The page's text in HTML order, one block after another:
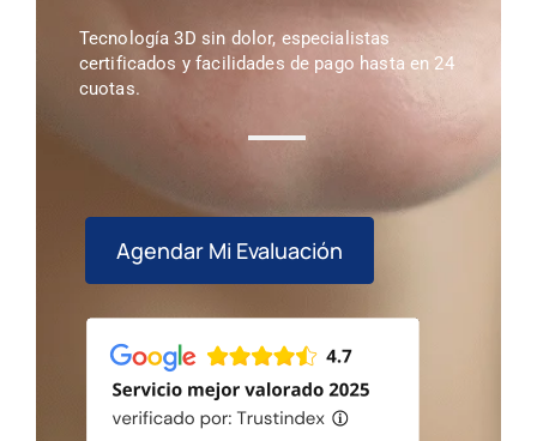
Tecnología 3D sin dolor, especialistas
certificados y facilidades de pago hasta en 24
cuotas.
Agendar Mi Evaluación